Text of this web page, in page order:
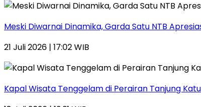
Meski Diwarnai Dinamika, Garda Satu NTB
21 Juli 2026 | 17:02 WIB
Kapal Wisata Tenggelam di Perairan Tanjung